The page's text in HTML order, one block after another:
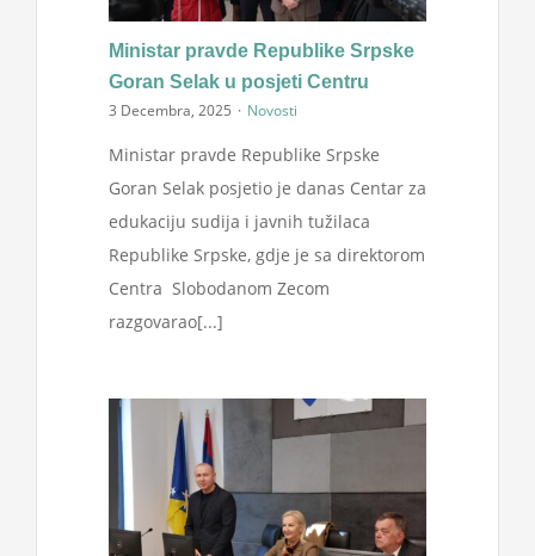
Projekti
Novosti
Kontakt
Ministar pravde Republike Srpske
Goran Selak u posjeti Centru
3 Decembra, 2025 · Novosti
Ministar pravde Republike Srpske
Goran Selak posjetio je danas Centar za
edukaciju sudija i javnih tužilaca
Republike Srpske, gdje je sa direktorom
Centra Slobodanom Zecom
razgovarao[...]